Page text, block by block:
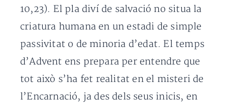
10,23). El pla diví de salvació no situa la
criatura humana en un estadi de simple
passivitat o de minoria d’edat. El temps
d’Advent ens prepara per entendre que
tot això s’ha fet realitat en el misteri de
l’Encarnació, ja des dels seus inicis, en